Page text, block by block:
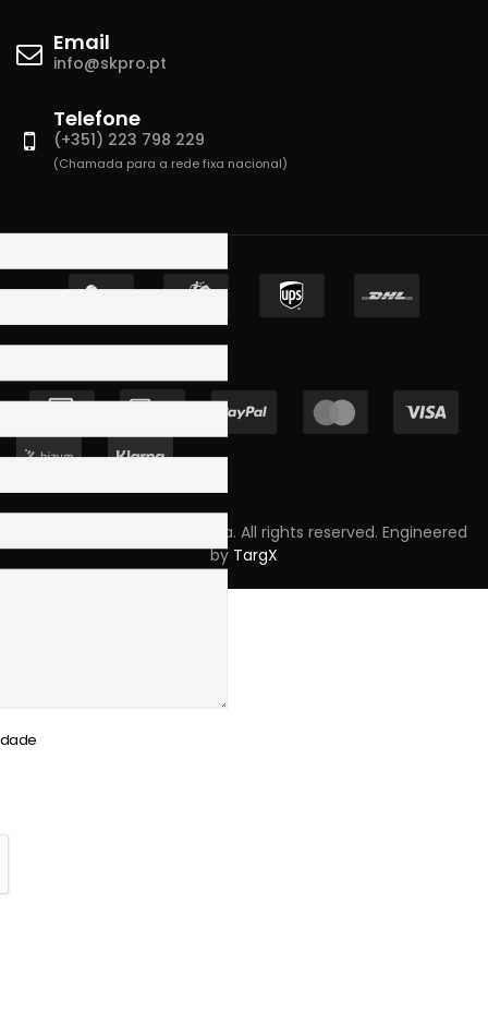
Email
info@skpro.pt
Telefone
(+351) 223 798 229
(Chamada para a rede fixa nacional)
Copyright © 2023 Skpro, Lda. All rights reserved. Engineered
by TargX